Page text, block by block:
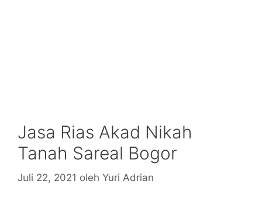
Jasa Rias Akad Nikah
Tanah Sareal Bogor
Juli 22, 2021 oleh Yuri Adrian